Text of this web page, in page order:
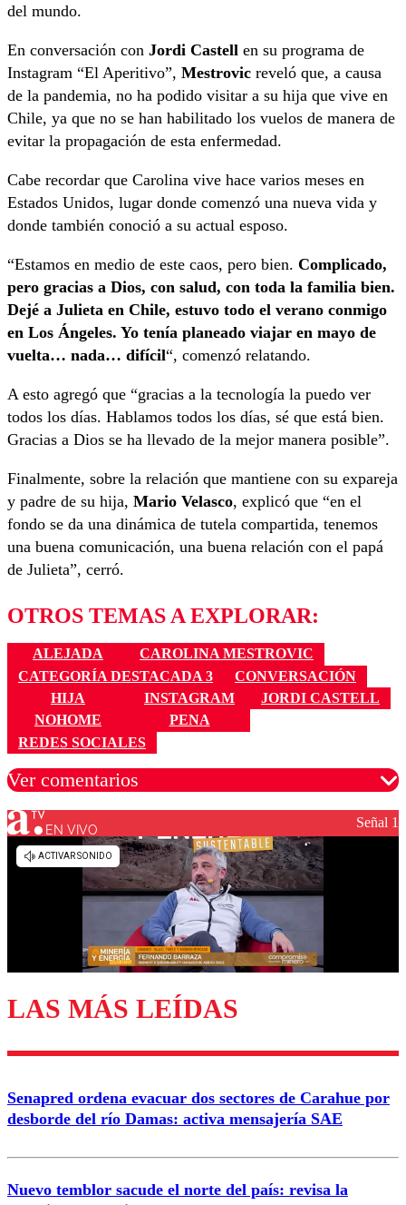
del mundo.
En conversación con Jordi Castell en su programa de
Instagram “El Aperitivo”, Mestrovic reveló que, a causa
de la pandemia, no ha podido visitar a su hija que vive en
Chile, ya que no se han habilitado los vuelos de manera de
evitar la propagación de esta enfermedad.
Cabe recordar que Carolina vive hace varios meses en
Estados Unidos, lugar donde comenzó una nueva vida y
donde también conoció a su actual esposo.
“Estamos en medio de este caos, pero bien. Complicado,
pero gracias a Dios, con salud, con toda la familia bien.
Dejé a Julieta en Chile, estuvo todo el verano conmigo
en Los Ángeles. Yo tenía planeado viajar en mayo de
vuelta… nada… difícil“, comenzó relatando.
A esto agregó que “gracias a la tecnología la puedo ver
todos los días. Hablamos todos los días, sé que está bien.
Gracias a Dios se ha llevado de la mejor manera posible”.
Finalmente, sobre la relación que mantiene con su expareja
y padre de su hija, Mario Velasco, explicó que “en el
fondo se da una dinámica de tutela compartida, tenemos
una buena comunicación, una buena relación con el papá
de Julieta”, cerró.
OTROS TEMAS A EXPLORAR:
ALEJADA
CAROLINA MESTROVIC
CATEGORÍA DESTACADA 3
CONVERSACIÓN
HIJA
INSTAGRAM
JORDI CASTELL
NOHOME
PENA
REDES SOCIALES
Ver comentarios
Los comentarios son moderados para garantizar un
diálogo respetuoso.
Enviar comentario
EN VIVO Señal 1
LAS MÁS LEÍDAS
Senapred ordena evacuar dos sectores de Carahue por
desborde del río Damas: activa mensajería SAE
Nuevo temblor sacude el norte del país: revisa la